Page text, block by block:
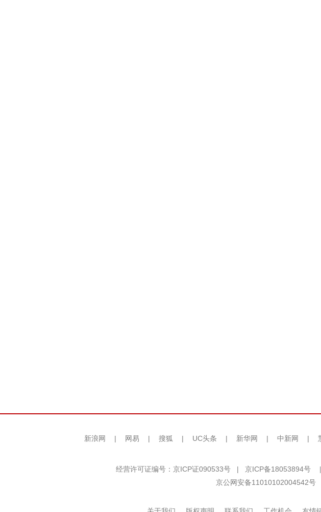
新浪网 | 网易 | 搜狐 | UC头条 | 新华网 | 中新网 |
经营许可证编号：京ICP证090533号 | 京ICP备18053894号 |
京公网安备11010102004542号